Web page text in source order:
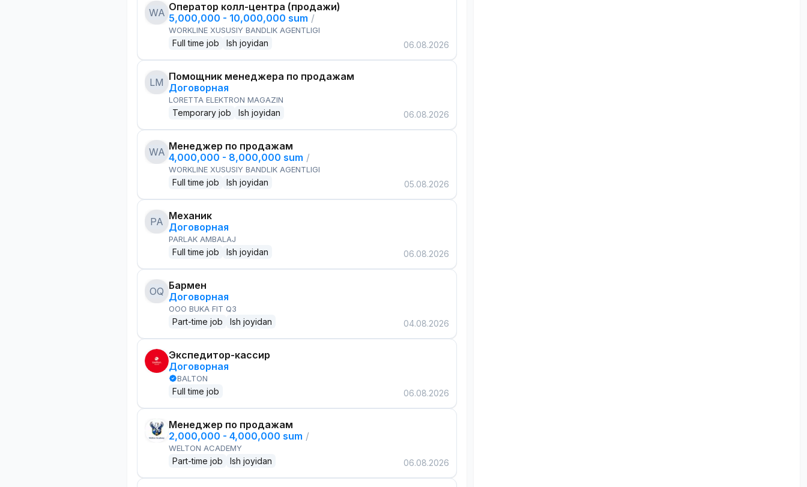
WA Оператор колл-центра (продажи)
5,000,000 - 10,000,000 sum /
WORKLINE XUSUSIY BANDLIK AGENTLIGI
Full time job Ish joyidan 06.08.2026
LM Помощник менеджера по продажам
Договорная
LORETTA ELEKTRON MAGAZIN
Temporary job Ish joyidan 06.08.2026
WA Менеджер по продажам
4,000,000 - 8,000,000 sum /
WORKLINE XUSUSIY BANDLIK AGENTLIGI
Full time job Ish joyidan 05.08.2026
PA Механик
Договорная
PARLAK AMBALAJ
Full time job Ish joyidan 06.08.2026
OQ Бармен
Договорная
OOO BUKA FIT Q3
Part-time job Ish joyidan 04.08.2026
Экспедитор-кассир
Договорная
BALTON
Full time job 06.08.2026
Менеджер по продажам
2,000,000 - 4,000,000 sum /
WELTON ACADEMY
Part-time job Ish joyidan 06.08.2026